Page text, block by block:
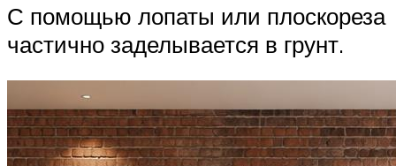
С помощью лопаты или плоскореза
частично заделывается в грунт.